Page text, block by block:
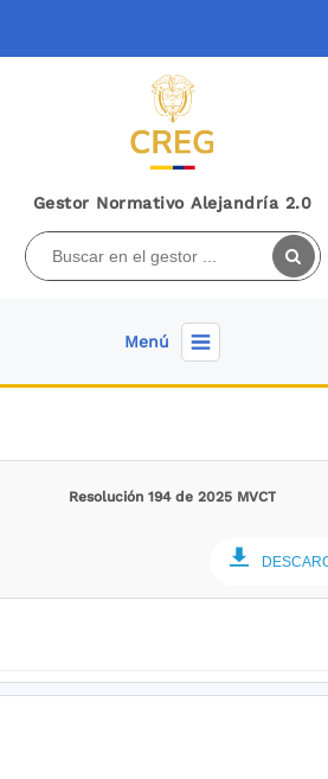
Gestor Normativo Alejandría 2.0
Menú
Resolución 194 de 2025 MVCT